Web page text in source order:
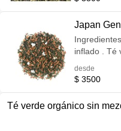
Japan
inflado . Té verde de aroma y sabor intenso a
acompañar
y
desde
$ 3500
Té verde orgánico sin